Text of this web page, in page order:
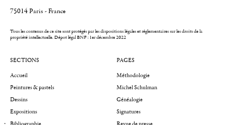
75014 Paris - France
Tous les contenus de ce site sont protégés par les dispositions légales et réglementaires sur les droits de la
propriété intellectuelle.Dépot légal BNF : 1er décembre 2022
SECTIONS
Accueil
Peintures & pastels
Dessins
Expositions
PAGES
Méthodologie
Michel Schulman
Généalogie
Signatures